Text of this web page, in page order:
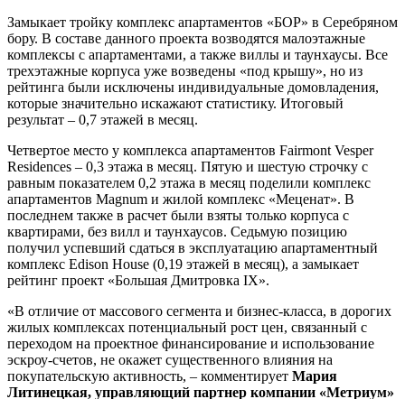
Замыкает тройку комплекс апартаментов «БОР» в Серебряном
бору. В составе данного проекта возводятся малоэтажные
комплексы с апартаментами, а также виллы и таунхаусы. Все
трехэтажные корпуса уже возведены «под крышу», но из
рейтинга были исключены индивидуальные домовладения,
которые значительно искажают статистику. Итоговый
результат – 0,7 этажей в месяц.
Четвертое место у комплекса апартаментов Fairmont Vesper
Residences – 0,3 этажа в месяц. Пятую и шестую строчку с
равным показателем 0,2 этажа в месяц поделили комплекс
апартаментов Magnum и жилой комплекс «Меценат». В
последнем также в расчет были взяты только корпуса с
квартирами, без вилл и таунхаусов. Седьмую позицию
получил успевший сдаться в эксплуатацию апартаментный
комплекс Edison House (0,19 этажей в месяц), а замыкает
рейтинг проект «Большая Дмитровка IX».
«В отличие от массового сегмента и бизнес-класса, в дорогих
жилых комплексах потенциальный рост цен, связанный с
переходом на проектное финансирование и использование
эскроу-счетов, не окажет существенного влияния на
покупательскую активность, – комментирует Мария
Литинецкая, управляющий партнер компании «Метриум»